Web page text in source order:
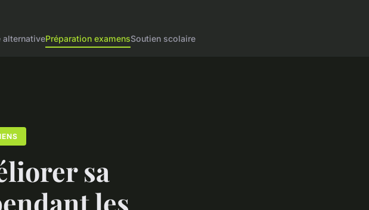
alternativePréparation examensSoutien scolaire
sa
les